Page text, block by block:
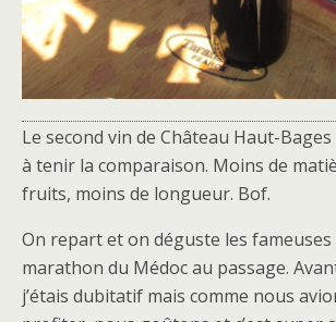
Le second vin de Château Haut-
à tenir la comparaison. Moins de
fruits, moins de longueur. Bof.
On repart et on déguste les
marathon du Médoc au passage.
j’étais dubitatif mais comme nous